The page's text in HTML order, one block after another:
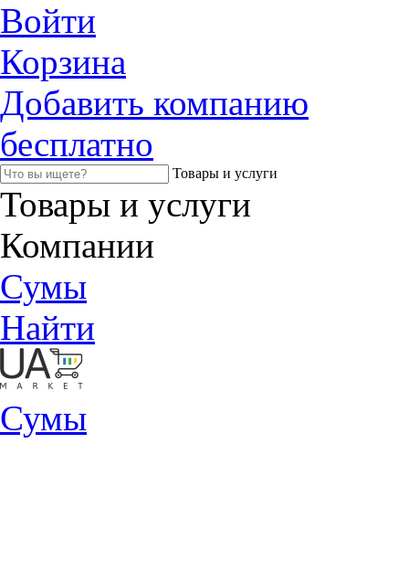
Войти
Корзина
Добавить компанию
бесплатно
Товары и услуги
Товары и услуги
Компании
Сумы
Найти
Сумы